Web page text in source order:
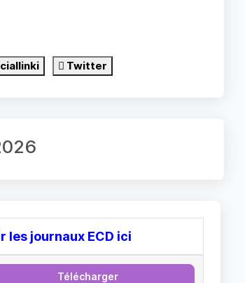
Twitter
les journaux ECD ici
Télécharger